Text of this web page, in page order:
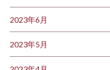
2023年6月
2023年5月